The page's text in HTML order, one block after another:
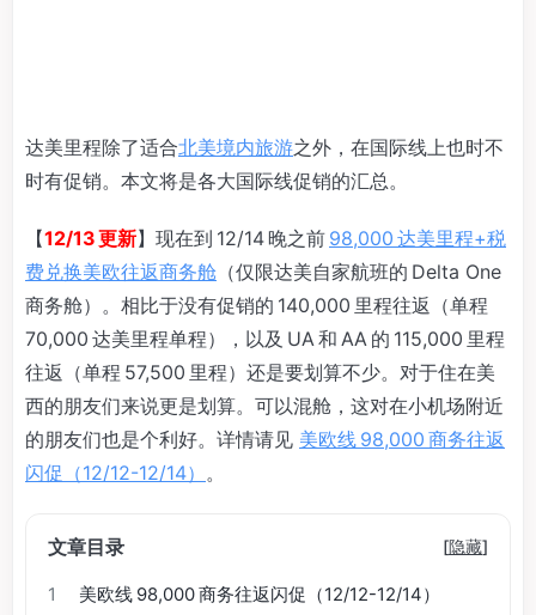
达美里程除了适合北美境内旅游之外，在国际线上也时不
时有促销。本文将是各大国际线促销的汇总。
【12/13 更新】现在到 12/14 晚之前 98,000 达美里程+税
费兑换美欧往返商务舱 （仅限达美自家航班的 Delta One
商务舱）。相比于没有促销的 140,000 里程往返（单程
70,000 达美里程单程），以及 UA 和 AA 的 115,000 里程
往返（单程 57,500 里程）还是要划算不少。对于住在美
西的朋友们来说更是划算。可以混舱，这对在小机场附近
的朋友们也是个利好。详情请见 美欧线 98,000 商务往返
闪促（12/12-12/14） 。
文章目录 [隐藏]
1
美欧线 98,000 商务往返闪促（12/12-12/14）